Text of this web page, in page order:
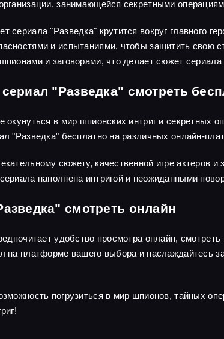
занимающейся секретными
сериала "Разведка" крутится вокруг главного
и испытаниями, чтобы защитить свою
и заговорами, что делает сюжет
"Разведка" смотреть
окунуться в мир шпионских интриг и
"Разведка" бесплатно на различных онлайн-
сюжету, качественной игре
наполнена интригой и неожиданными
смотреть онлайн
удобство просмотра онлайн,
на платформе вашего выбора и наслаждайтесь
погрузиться в мир шпионов, тайных